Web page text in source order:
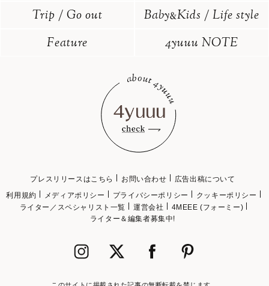
Trip / Go out
Baby&Kids / Life style
Feature
4yuuu NOTE
プレスリリースはこちら お問い合わせ
広告出稿について
利用規約
メディアポリシー プライバシーポリシー
クッキーポリシー
ライター／スペシャリスト一覧
運営会社
4MEEE (フォーミー)
ライター＆編集者募集中!